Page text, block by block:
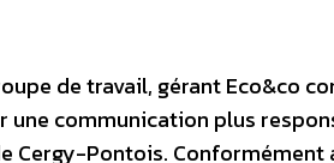
de travail, gérant Eco&co
communication plus
Cergy-Pontois. Conformément